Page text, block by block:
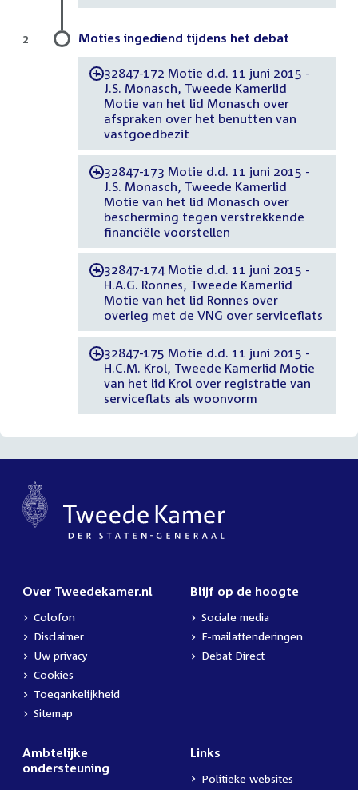
Moties ingediend tijdens het debat
-32847-172 Motie d.d. 11 juni 2015 -
J.S. Monasch, Tweede Kamerlid
Motie van het lid Monasch over
afspraken over het benutten van
vastgoedbezit
-32847-173 Motie d.d. 11 juni 2015 -
J.S. Monasch, Tweede Kamerlid
Motie van het lid Monasch over
bescherming tegen verstrekkende
financiële voorstellen
-32847-174 Motie d.d. 11 juni 2015 -
H.A.G. Ronnes, Tweede Kamerlid
Motie van het lid Ronnes over
overleg met de VNG over serviceflats
-32847-175 Motie d.d. 11 juni 2015 -
H.C.M. Krol, Tweede Kamerlid Motie
van het lid Krol over registratie van
serviceflats als woonvorm
2
Over Tweedekamer.nl
Colofon
Disclaimer
Uw privacy
Cookies
Toegankelijkheid
Sitemap
Blijf op de hoogte
Sociale media
E-mailattenderingen
Debat Direct
Ambtelijke
ondersteuning
Links
Politieke websites